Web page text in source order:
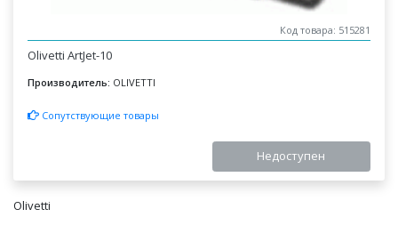
Код товара: 515281
Olivetti ArtJet-10
Производитель: OLIVETTI
Сопутствующие товары
Недоступен
Olivetti